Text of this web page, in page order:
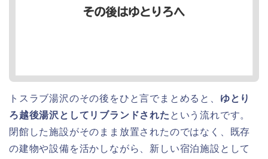
トスラブ湯沢のその後をひと言でまとめると、 ゆとり
ろ越後湯沢としてリブランドされた という流れです。
閉館した施設がそのまま放置されたのではなく、既存
の建物や設備を活かしながら、新しい宿泊施設として